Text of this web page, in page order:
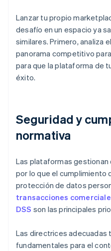
Lanzar tu propio
desafío en un espacio ya
similares. Primero, analiza
panorama competitivo
para que la plataforma de
éxito.
Seguridad y
normativa
Las plataformas
por lo que el cumplimiento
protección de datos
transacciones
DSS son las principales
Las directrices adecuadas
fundamentales para el